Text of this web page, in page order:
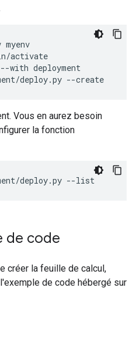
myenv
activate
--with deployment
deploy.py --create
Vous en aurez besoin
la fonction
deploy.py --list
de code
créer la feuille de calcul,
de code hébergé sur